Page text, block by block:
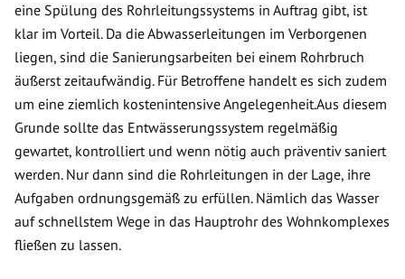
eine Spülung des Rohrleitungssystems in Auftrag gibt, ist
klar im Vorteil. Da die Abwasserleitungen im Verborgenen
liegen, sind die Sanierungsarbeiten bei einem Rohrbruch
äußerst zeitaufwändig. Für Betroffene handelt es sich zudem
um eine ziemlich kostenintensive Angelegenheit.Aus diesem
Grunde sollte das Entwässerungssystem regelmäßig
gewartet, kontrolliert und wenn nötig auch präventiv saniert
werden. Nur dann sind die Rohrleitungen in der Lage, ihre
Aufgaben ordnungsgemäß zu erfüllen. Nämlich das Wasser
auf schnellstem Wege in das Hauptrohr des Wohnkomplexes
fließen zu lassen.